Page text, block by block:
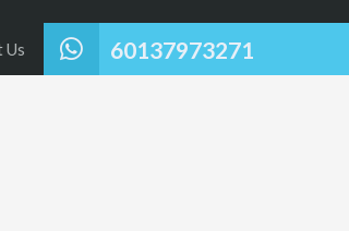
60137973271
Us